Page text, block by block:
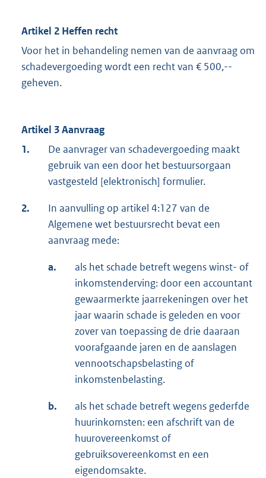
Artikel 2 Heffen recht
Voor het in behandeling nemen van de aanvraag om
schadevergoeding wordt een recht van € 500,--
geheven.
Artikel 3Aanvraag
1.
De aanvrager van schadevergoeding maakt
gebruik van een door het bestuursorgaan
vastgesteld [elektronisch] formulier.
2.
In aanvulling op artikel 4:127 van de
Algemene wet bestuursrecht bevat een
aanvraag mede:
a.
als het schade betreft wegens winst- of
inkomstenderving: door een accountant
gewaarmerkte jaarrekeningen over het
jaar waarin schade is geleden en voor
zover van toepassing de drie daaraan
voorafgaande jaren en de aanslagen
vennootschapsbelasting of
inkomstenbelasting.
b.
als het schade betreft wegens gederfde
huurinkomsten: een afschrift van de
huurovereenkomst of
gebruiksovereenkomst en een
eigendomsakte.